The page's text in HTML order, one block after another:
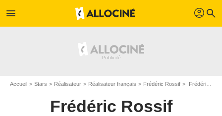
menu profil search
Accueil Stars Réalisateur Réalisateur français Frédéric Rossif Frédéric Rossif : Films et séries online
Frédéric Rossif